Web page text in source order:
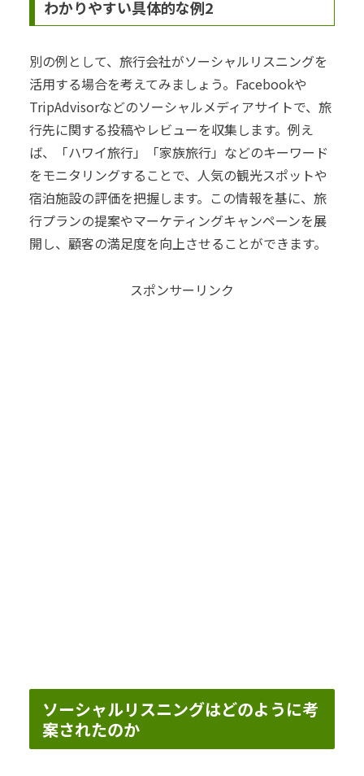
わかりやすい具体的な例2
別の例として、旅行会社がソーシャルリスニングを
活用する場合を考えてみましょう。Facebookや
TripAdvisorなどのソーシャルメディアサイトで、旅
行先に関する投稿やレビューを収集します。例え
ば、「ハワイ旅行」「家族旅行」などのキーワード
をモニタリングすることで、人気の観光スポットや
宿泊施設の評価を把握します。この情報を基に、旅
行プランの提案やマーケティングキャンペーンを展
開し、顧客の満足度を向上させることができます。
スポンサーリンク
ソーシャルリスニングはどのように考
案されたのか